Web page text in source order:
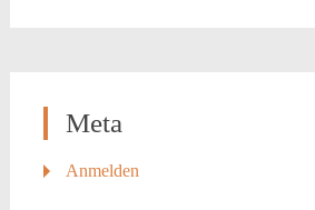
Meta
Anmelden